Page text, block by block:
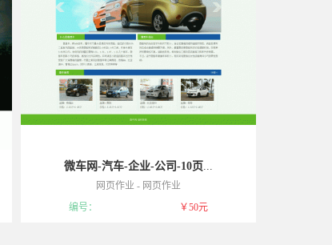
微车网-汽车-企业-公司-10页...
网页作业 - 网页作业
模板属于可复制品，一经售出不予退货，敬请谅解！
编号： ￥50元